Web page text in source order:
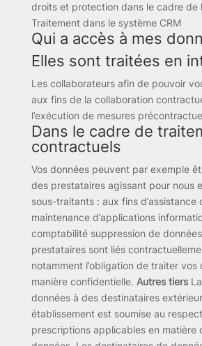
droits et protection dans le cadre de
Traitement dans le système CRM
Qui a accès à mes
Elles sont traitées en
Les collaborateurs afin de pouvoir
aux fins de la collaboration
l’exécution de mesures
Dans le cadre de
contractuels
Vos données peuvent par exemple
des prestataires agissant pour nous
sous-traitants : aux fins d’assistance
maintenance d’applications
comptabilité suppression de données
prestataires sont liés
notamment l’obligation de traiter vos
manière confidentielle. Autres tiersLa
données à des destinataires
établissement est soumise au
prescriptions applicables en matière